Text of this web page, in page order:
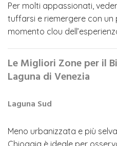
Per molti appassionati,
tuffarsi e riemergere con un
momento clou
Le Migliori Zone per il
Laguna di Venezia
Laguna Sud
Meno urbanizzata e più